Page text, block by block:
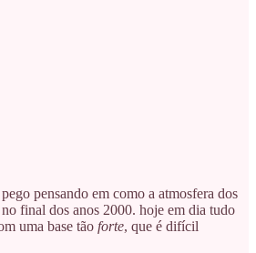
pensando em como a atmosfera dos
final dos anos 2000. hoje em dia tudo
uma base tão forte, que é difícil